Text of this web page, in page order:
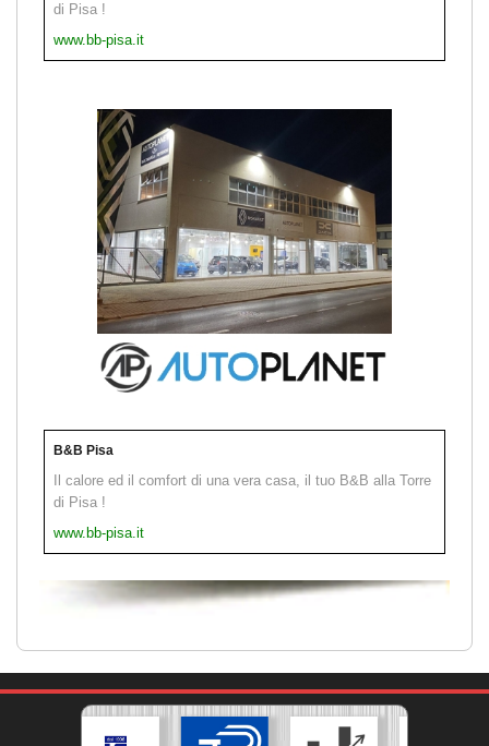
di Pisa !
www.bb-pisa.it
B&B Pisa
Il calore ed il comfort di una vera casa, il tuo B&B alla Torre
di Pisa !
www.bb-pisa.it